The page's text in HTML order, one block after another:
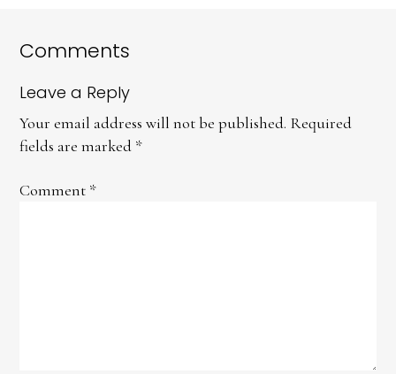
Comments
Leave a Reply
Your email address will not be published. Required
fields are marked *
Comment *